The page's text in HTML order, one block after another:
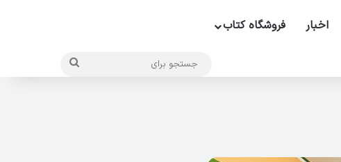
اخبار فروشگاه کتاب
جستجو